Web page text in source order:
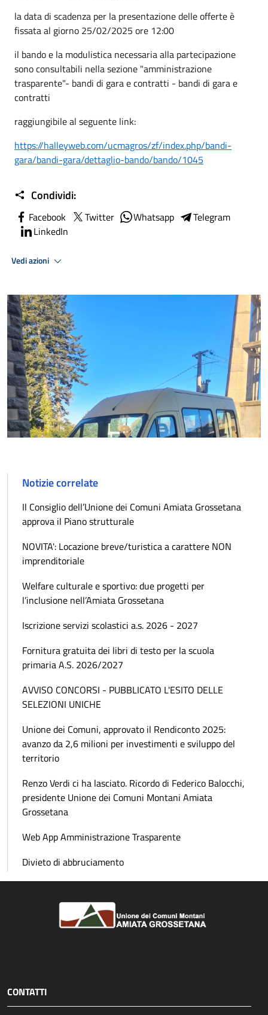
la data di scadenza per la presentazione delle offerte è
fissata al giorno 25/02/2025 ore 12:00
il bando e la modulistica necessaria alla partecipazione
sono consultabili nella sezione "amministrazione
trasparente"- bandi di gara e contratti - bandi di gara e
contratti
raggiungibile al seguente link:
https://halleyweb.com/ucmagros/zf/index.php/bandi-
gara/bandi-gara/dettaglio-bando/bando/1045
Condividi:
Facebook Twitter Whatsapp
Telegram
LinkedIn
Vedi azioni
Notizie correlate
Il Consiglio dell’Unione dei Comuni Amiata Grossetana
approva il Piano strutturale
NOVITA': Locazione breve/turistica a carattere NON
imprenditoriale
Welfare culturale e sportivo: due progetti per
l’inclusione nell’Amiata Grossetana
Iscrizione servizi scolastici a.s. 2026 - 2027
Fornitura gratuita dei libri di testo per la scuola
primaria A.S. 2026/2027
AVVISO CONCORSI - PUBBLICATO L'ESITO DELLE
SELEZIONI UNICHE
Unione dei Comuni, approvato il Rendiconto 2025:
avanzo da 2,6 milioni per investimenti e sviluppo del
territorio
Renzo Verdi ci ha lasciato. Ricordo di Federico Balocchi,
presidente Unione dei Comuni Montani Amiata
Grossetana
Web App Amministrazione Trasparente
Divieto di abbruciamento
CONTATTI